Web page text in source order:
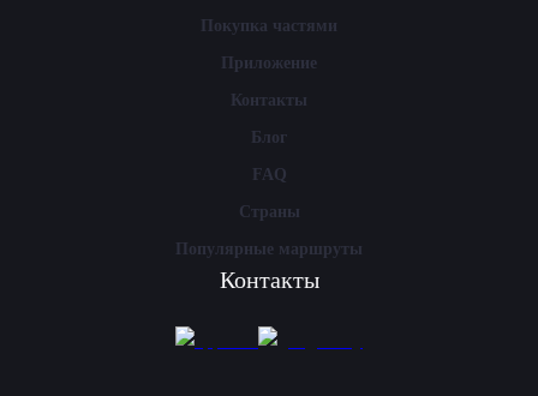
Покупка частями
Приложение
Контакты
Блог
FAQ
Страны
Популярные маршруты
Контакты